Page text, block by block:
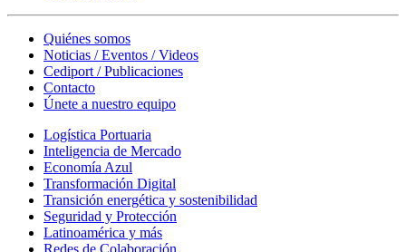
Quiénes somos
Noticias / Eventos / Videos
Cediport / Publicaciones
Contacto
Únete a nuestro equipo
Logística Portuaria
Inteligencia de Mercado
Economía Azul
Transformación Digital
Transición energética y sostenibilidad
Seguridad y Protección
Latinoamérica y más
Redes de Colaboración